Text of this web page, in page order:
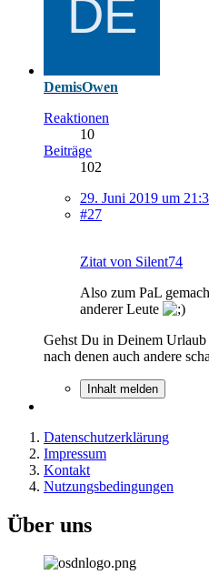
DemisOwen
Reaktionen
10
Beiträge
102
29. Juni 2019 um
#27
Zitat von Silent74
Also zum PaL
anderer Leute
Gehst Du in Deinem
nach denen auch andere
Inhalt melden
Datenschutzerklärung
Impressum
Kontakt
Nutzungsbedingungen
Über uns